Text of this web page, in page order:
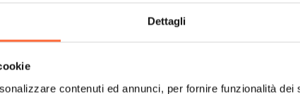
Dettagli
contenuti ed annunci, per fornire funzionalità
aumentare la tua reputazione online
tuoi potenziali clienti. In breve, scegliendo noi
competitivo rispetto alla concorrenza e